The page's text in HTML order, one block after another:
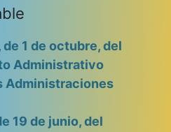
1 de octubre, del
Administrativo
Administraciones
19 de junio, del